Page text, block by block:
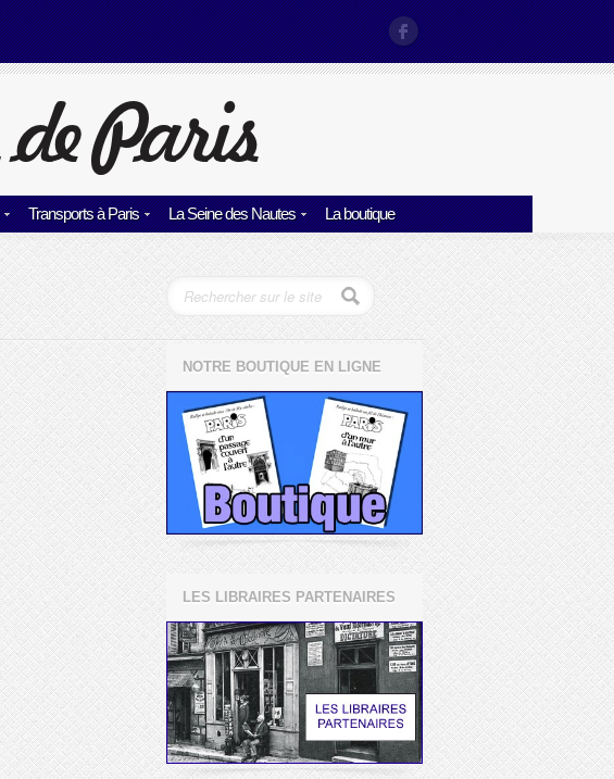
Transports à Paris La Seine des Nautes La boutique
NOTRE BOUTIQUE EN LIGNE
LES LIBRAIRES PARTENAIRES